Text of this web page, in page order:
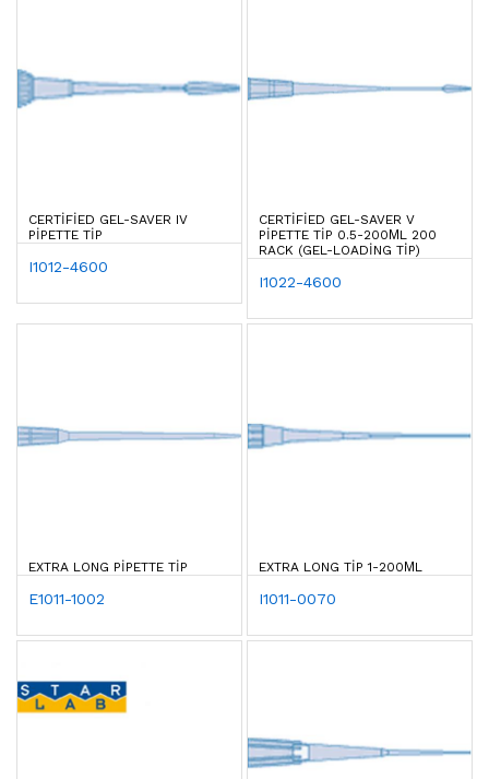
CERTIFIED GEL-SAVER IV
PIPETTE TIP
I1012-4600
CERTIFIED GEL-SAVER V
PIPETTE TIP 0.5-200ΜL 200
RACK (GEL-LOADING TIP)
I1022-4600
EXTRA LONG PIPETTE TIP
E1011-1002
EXTRA LONG TIP 1-200ΜL
I1011-0070